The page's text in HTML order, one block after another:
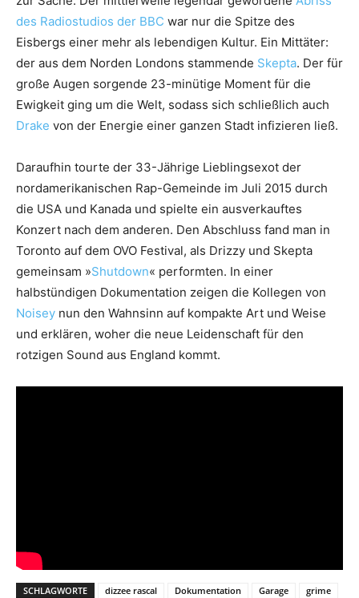
des Radiostudios der BBC war nur die Spitze des
Eisbergs einer mehr als lebendigen Kultur. Ein Mittäter:
der aus dem Norden Londons stammende Skepta. Der für
große Augen sorgende 23-minütige Moment für die
Ewigkeit ging um die Welt, sodass sich schließlich auch
Drake von der Energie einer ganzen Stadt infizieren ließ.
Daraufhin tourte der 33-Jährige Lieblingsexot der
nordamerikanischen Rap-Gemeinde im Juli 2015 durch
die USA und Kanada und spielte ein ausverkauftes
Konzert nach dem anderen. Den Abschluss fand man in
Toronto auf dem OVO Festival, als Drizzy und Skepta
gemeinsam »Shutdown« performten. In einer
halbstündigen Dokumentation zeigen die Kollegen von
Noisey nun den Wahnsinn auf kompakte Art und Weise
und erklären, woher die neue Leidenschaft für den
rotzigen Sound aus England kommt.
SCHLAGWORTE dizzee rascal Dokumentation Garage
grime